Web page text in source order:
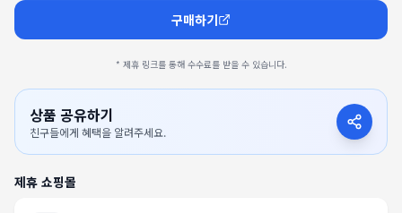
구매하기
* 제휴 링크를 통해 수수료를 받을 수 있습니다.
상품 공유하기
친구들에게 혜택을 알려주세요.
제휴 쇼핑몰